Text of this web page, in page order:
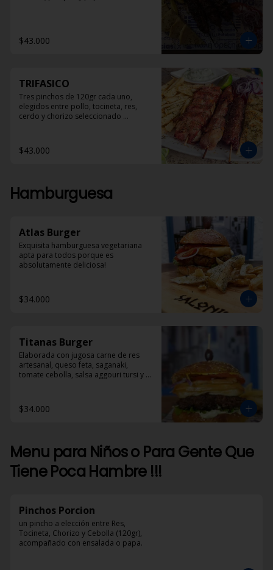
$43.000
TRIFASICO
Tres pinchos de 120gr cada uno,
elegidos entre pollo, tocineta, res,
cerdo y chorizo seleccionado
$43.000
Hamburguesa
Atlas Burger
Exquisita hamburguesa vegetariana
apta para todos porque es
absolutamente deliciosa!
$34.000
Titanas Burger
Elaborada con jugosa carne de res
artesanal, queso feta, saganaki,
tomate cebolla, salsa aggouri tursi y
$34.000
Menu para Niños o Para Gente Que
Tiene Poca Hambre !!!
Pinchos Porcion
un pincho a elección entre Res,
Tocineta, Chorizo y Cebolla (120gr),
acompañado con ensalada o papa.